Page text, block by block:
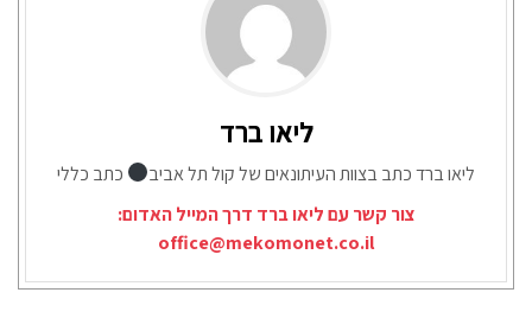
ליאו ברד
ליאו ברד כתב בצוות העיתונאים של קול תל אביב
כתב כללי
צור קשר עם ליאו ברד דרך המייל האדום:
office@mekomonet.co.il